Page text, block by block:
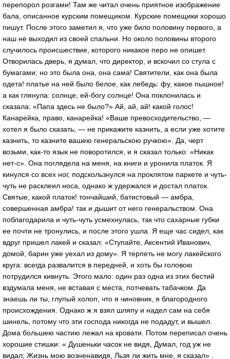
перепорол розгами! Там же читал очень приятное изображение
бала, описанное курским помещиком. Курские помещики хорошо
пишут. После этого заметил я, что уже било половину первого, а
наш не выходил из своей спальни. Но около половины второго
случилось происшествие, которого никакое перо не опишет.
Отворилась дверь, я думал, что директор, и вскочил со стула с
бумагами; но это была она, она сама! Святители, как она была
одета! платье на ней было белое, как лебедь: фу, какое пышное!
а как глянула: солнце, ей-богу солнце! Она поклонилась и
сказала: «Папа здесь не было?» Ай, ай, ай! какой голос!
Канарейка, право, канарейка! «Ваше превосходительство, —
хотел я было сказать, — не прикажите казнить, а если уже хотите
казнить, то казните вашею генеральскою ручкою». Да, черт
возьми, как-то язык не поворотился, и я сказал только: «Никак
нет-с». Она поглядела на меня, на книги и уронила платок. Я
кинулся со всех ног, подскользнулся на проклятом паркете и чуть-
чуть не расклеил носа, однако ж удержался и достал платок.
Святые, какой платок! тончайший, батистовый — амбра,
совершенная амбра! так и дышит от него генеральством. Она
поблагодарила и чуть-чуть усмехнулась, так что сахарные губки
ее почти не тронулись, и после этого ушла. Я еще час сидел, как
вдруг пришел лакей и сказал: «Ступайте, Аксентий Иванович,
домой, барин уже уехал из дому». Я терпеть не могу лакейского
круга: всегда развалится в передней, и хоть бы головою
потрудился кивнуть. Этого мало: один раз одна из этих бестий
вздумала меня, не вставая с места, потчевать табачком. Да
знаешь ли ты, глупый холоп, что я чиновник, я благородного
происхождения. Однако ж я взял шляпу и надел сам на себя
шинель, потому что эти господа никогда не подадут, и вышел.
Дома большею частию лежал на кровати. Потом переписал очень
хорошие стишки: « Душеньки часок не видя, Думал, год уж не
видал; Жизнь мою возненавидя, Льзя ли жить мне, я сказал» .